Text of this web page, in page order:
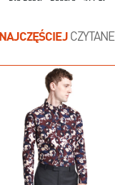
NAJCZĘŚCIEJCZYTANE